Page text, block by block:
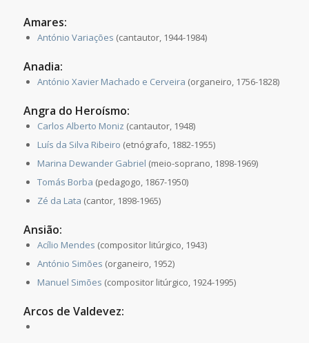
Amares:
António Variações (cantautor, 1944-1984)
Anadia:
António Xavier Machado e Cerveira (organeiro, 1756-1828)
Angra do Heroísmo:
Carlos Alberto Moniz (cantautor, 1948)
Luís da Silva Ribeiro (etnógrafo, 1882-1955)
Marina Dewander Gabriel (meio-soprano, 1898-1969)
Tomás Borba (pedagogo, 1867-1950)
Zé da Lata (cantor, 1898-1965)
Ansião:
Acílio Mendes (compositor litúrgico, 1943)
António Simões (organeiro, 1952)
Manuel Simões (compositor litúrgico, 1924-1995)
Arcos de Valdevez: